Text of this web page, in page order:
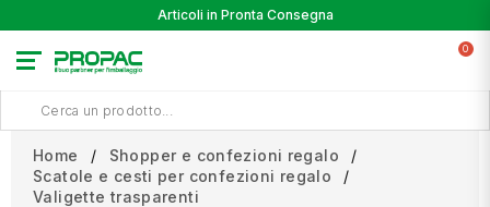
0
Articoli in Pronta Consegna
Home
Shopper e confezioni regalo
Scatole e cesti per confezioni regalo
Valigette trasparenti